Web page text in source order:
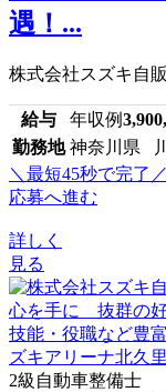
遇！...
株式会社スズキ自販
給与 年収例
勤務地 神奈川県
＼最短45秒で完了／
応募へ進む
詳しく
見る
2級自動車整備士